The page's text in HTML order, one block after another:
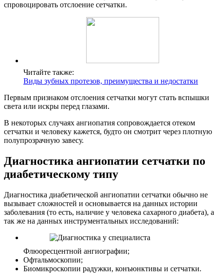
спровоцировать отслоение сетчатки.
Читайте также:
Виды зубных протезов, преимущества и недостатки
Первым признаком отслоения сетчатки могут стать вспышки
света или искры перед глазами.
В некоторых случаях ангиопатия сопровождается отеком
сетчатки и человеку кажется, будто он смотрит через плотную
полупрозрачную завесу.
Диагностика ангиопатии сетчатки по
диабетическому типу
Диагностика диабетической ангиопатии сетчатки обычно не
вызывает сложностей и основывается на данных истории
заболевания (то есть, наличие у человека сахарного диабета), а
так же на данных инструментальных исследований:
Флюоресцентной ангиографии;
Офтальмоскопии;
Биомикроскопии радужки, конъюнктивы и сетчатки.